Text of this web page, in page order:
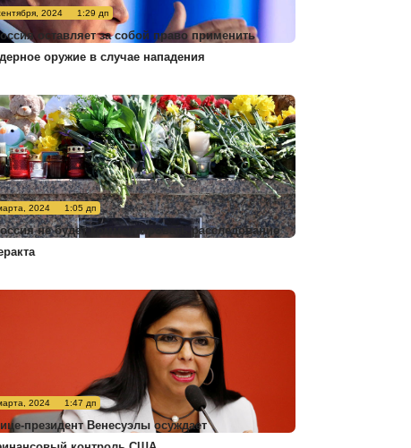
2024 1:29 дп
оставляет за собой право применить
оружие в случае нападения
2024 1:05 дп
не будет комментировать расследование
2024 1:47 дп
президент Венесуэлы осуждает